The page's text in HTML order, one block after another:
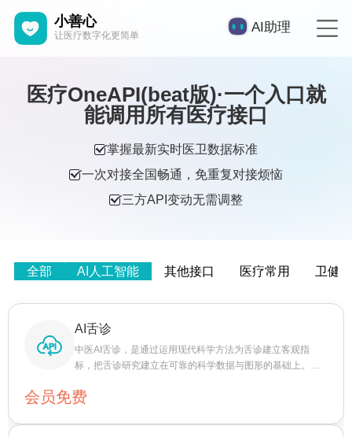
AI助理
小善心
让医疗数字化更简单
医疗OneAPI(beat版)·一个入口就
能调用所有医疗接口
掌握最新实时医卫数据标准
一次对接全国畅通，免重复对接烦恼
三方API变动无需调整
全部 AI人工智能 其他接口 医疗常用 卫健
AI舌诊
中医AI舌诊，是通过运用现代科学方法为舌诊建立客观指
标，把舌诊研究建立在可靠的科学数据与图形的基础上。只
体质，为用户提供精准、高效的“中医体检”，为大健康行业增
会员免费